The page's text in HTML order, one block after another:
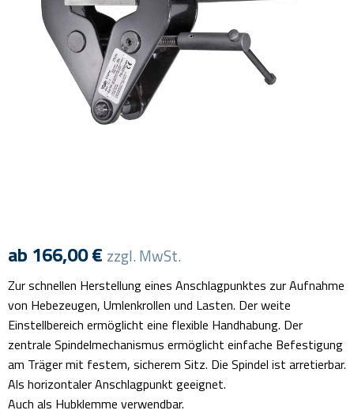
ab 166,00€ zzgl. MwSt.
Zur schnellen Herstellung eines Anschlagpunktes zur Aufnahme
von Hebezeugen, Umlenkrollen und Lasten. Der weite
Einstellbereich ermöglicht eine flexible Handhabung. Der
zentrale Spindelmechanismus ermöglicht einfache Befestigung
am Träger mit festem, sicherem Sitz. Die Spindel ist arretierbar.
Als horizontaler Anschlagpunkt geeignet.
Auch als Hubklemme verwendbar.